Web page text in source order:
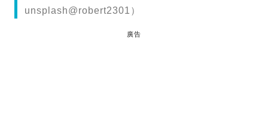
unsplash@robert2301）
廣告